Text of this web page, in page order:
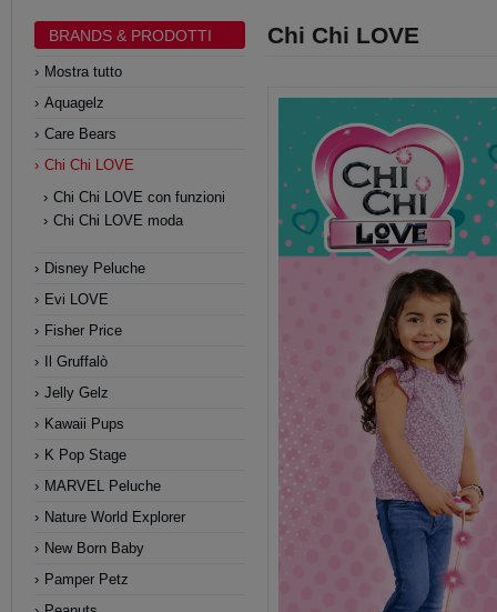
BRANDS & PRODOTTI
Mostra tutto
Aquagelz
Care Bears
Chi Chi LOVE
Chi Chi LOVE con funzioni
Chi Chi LOVE moda
Disney Peluche
Evi LOVE
Fisher Price
Il Gruffalò
Jelly Gelz
Kawaii Pups
K Pop Stage
MARVEL Peluche
Nature World Explorer
New Born Baby
Pamper Petz
Chi Chi LOVE